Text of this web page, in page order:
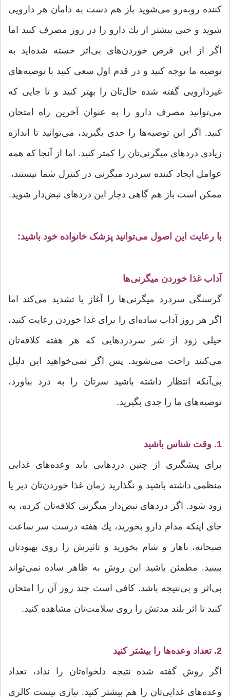
كننده روبه‌رو می‌شوید باز هم دست به دامان هر دارویی
شوید و حتی بیشتر از یك دارو را در روز مصرف كنید اما
اگر از این قرص خوردن‌های بی‌اثر خسته شده‌اید به
توصیه ما توجه كنید و در قدم اول سعی كنید با توصیه‌های
غیردارویی گفته شده حال‌تان را بهتر كنید و تا جایی كه
می‌توانید مصرف دارو را به عنوان آخرین راه امتحان
كنید. اگر این توصیه‌ها را جدی بگیرید، می‌توانید تا اندازه
زیادی دردهای میگرنی‌تان را کمتر کنید. اما از آنجا که همه
عوامل ایجاد کننده سردرد میگرنی در کنترل شما نیستند،
ممکن است باز هم گاهی دچار این دردهای نبض‌دار شوید.
با رعایت این اصول می‌توانید پزشک خانواده خود باشید:
آداب غذا خوردن میگرنی‌ها
گرسنگی سردرد میگرنی‌ها را آغاز یا تشدید می‌كند اما
اگر هر روز آداب ساده‌ای را برای غذا خوردن رعایت کنید،
خیلی زود از شر سردردهایی که هر هفته کلافه‌تان
می‌کنند راحت می‌شوید. پس اگر نمی‌خواهید این دلیل
بی‌آنكه انتظار داشته باشید سرتان را به درد بیاورد،
توصیه‌های ما را جدی بگیرید.
1. وقت شناس باشید
برای پیشگیری از چنین دردهایی باید وعده‌های غذایی
منظمی داشته باشید و نگذارید زمان غذا خوردن‌تان دیر یا
زود شود. اگر دردهای نبض‌دار میگرنی كلافه‌تان كرده، به
جای اینكه مدام دارو بخورید، یك هفته درست سر ساعت
صبحانه، ناهار و شام بخورید و تاثیرش را روی بهبود‌تان
ببینید. مطمئن باشید این روش به ظاهر ساده نمی‌تواند
بی‌اثر و بی‌نتیجه باشد. کافی است چند روز آن را امتحان
کنید تا اثر بلند مدتش را روی سلامت‌تان مشاهده کنید.
2. تعداد وعده‌ها را بیشتر كنید
اگر روش گفته شده نتیجه دلخواه‌تان را نداد، تعداد
وعده‌های غذایی‌تان را هم بیشتر كنید. نیازی نیست كالری